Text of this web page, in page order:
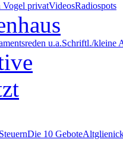
Vogel privatVideosRadiospots
u.a.Schriftl./kleine
Die 10 Gebote